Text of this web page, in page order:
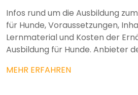
Infos rund um die Ausbildung
für Hunde, Voraussetzungen,
Lernmaterial und Kosten der
Ausbildung für Hunde. Anbieter
MEHR ERFAHREN